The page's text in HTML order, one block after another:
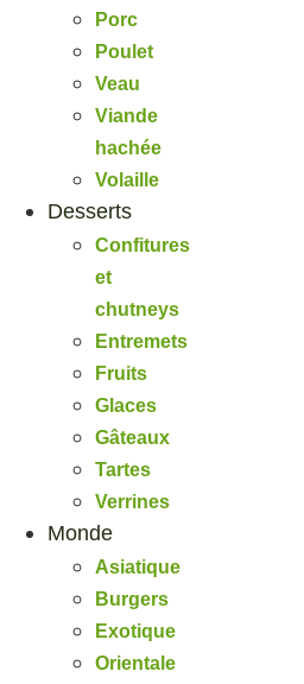
Porc
Poulet
Veau
Viande
hachée
Volaille
Desserts
Confitures
et
chutneys
Entremets
Fruits
Glaces
Gâteaux
Tartes
Verrines
Monde
Asiatique
Burgers
Exotique
Orientale